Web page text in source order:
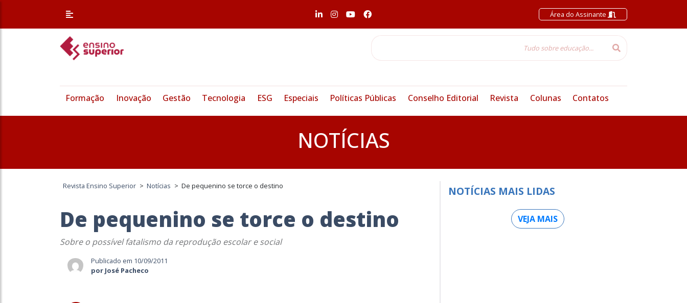
Área do Assinante
Formação Inovação Gestão Tecnologia ESG Especiais Políticas Públicas Conselho Editorial Revista Colunas Contatos
NOTÍCIAS
Revista Ensino Superior > Notícias > De pequenino se torce o destino
De pequenino se torce o destino
Sobre o possível fatalismo da reprodução escolar e social
Publicado em 10/09/2011
por José Pacheco
NOTÍCIAS MAIS LIDAS
VEJA MAIS